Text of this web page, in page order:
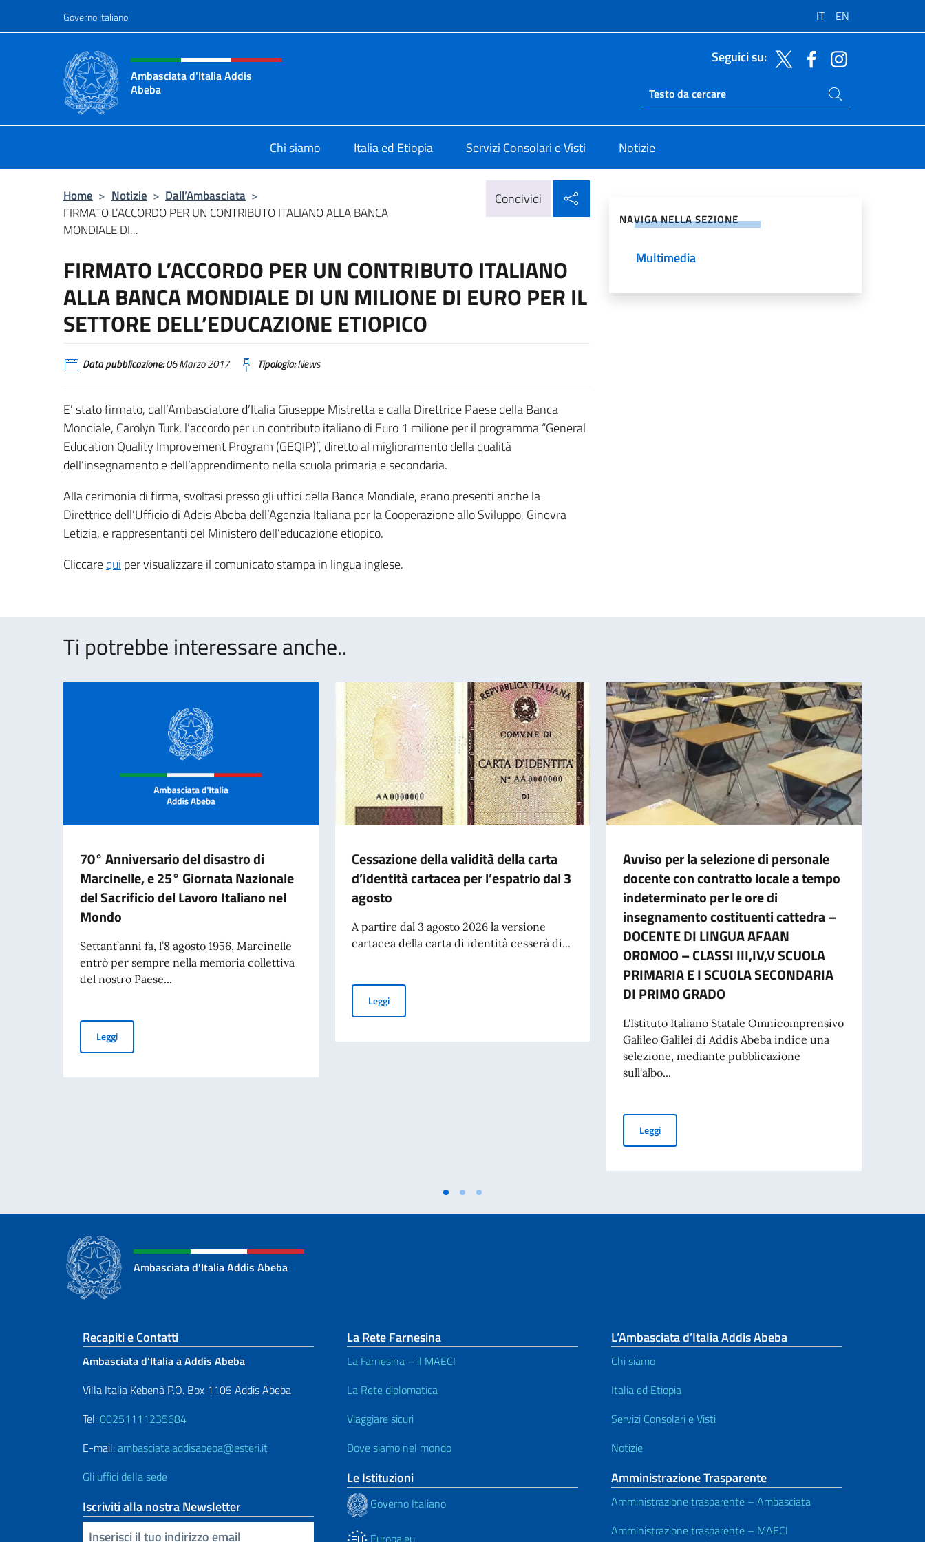
Governo Italiano IT EN
Intestazione sito, social e menù
Ambasciata d'Italia Addis
Abeba
Seguici su:
Ricerca sito live
Cerca nel sito
Chi siamo Italia ed Etiopia Servizi Consolari e Visti Notizie
Home > Notizie > Dall’Ambasciata >
FIRMATO L’ACCORDO PER UN CONTRIBUTO ITALIANO ALLA BANCA
MONDIALE DI...
Condividi
FIRMATO L’ACCORDO PER UN CONTRIBUTO ITALIANO
ALLA BANCA MONDIALE DI UN MILIONE DI EURO PER IL
SETTORE DELL’EDUCAZIONE ETIOPICO
Data pubblicazione:06 Marzo 2017 Tipologia:News
E’ stato firmato, dall’Ambasciatore d’Italia Giuseppe Mistretta e dalla Direttrice Paese della Banca
Mondiale, Carolyn Turk, l’accordo per un contributo italiano di Euro 1 milione per il programma “General
Education Quality Improvement Program (GEQIP)”, diretto al miglioramento della qualità
dell’insegnamento e dell’apprendimento nella scuola primaria e secondaria.
Alla cerimonia di firma, svoltasi presso gli uffici della Banca Mondiale, erano presenti anche la
Direttrice dell’Ufficio di Addis Abeba dell’Agenzia Italiana per la Cooperazione allo Sviluppo, Ginevra
Letizia, e rappresentanti del Ministero dell’educazione etiopico.
Cliccarequi per visualizzare il comunicato stampa in lingua inglese.
NAVIGA NELLA SEZIONE
Multimedia
Ti potrebbe interessare anche..
70° Anniversario del disastro di
Marcinelle, e 25° Giornata Nazionale
del Sacrificio del Lavoro Italiano nel
Mondo
Settant’anni fa, l’8 agosto 1956, Marcinelle
entrò per sempre nella memoria collettiva
del nostro Paese...
Leggi70° Anniversario del disastro di Marcinelle, e 25° Giornata Nazionale del Sacrificio del Lavoro Italiano nel Mondo
Cessazione della validità della carta
d’identità cartacea per l’espatrio dal 3
agosto
A partire dal 3 agosto 2026 la versione
cartacea della carta di identità cesserà di...
LeggiCessazione della validità della carta d’identità cartacea per l’espatrio dal 3 agosto
Avviso per la selezione di personale
docente con contratto locale a tempo
indeterminato per le ore di
insegnamento costituenti cattedra –
DOCENTE DI LINGUA AFAAN
OROMOO – CLASSI III,IV,V SCUOLA
PRIMARIA E I SCUOLA SECONDARIA
DI PRIMO GRADO
L'Istituto Italiano Statale Omnicomprensivo
Galileo Galilei di Addis Abeba indice una
selezione, mediante pubblicazione
sull'albo...
LeggiAvviso per la selezione di personale docente con contratto locale
Ambasciata d'Italia Addis Abeba
Sezione footer
Recapiti e Contatti
Ambasciata d’Italia a Addis Abeba
Villa Italia Kebenà P.O. Box 1105 Addis Abeba
Tel:00251111235684
E-mail:ambasciata.addisabeba@esteri.it
Gli uffici della sede
Iscriviti alla nostra Newsletter
Inserisci la tua email
La Rete Farnesina
La Farnesina – il MAECI
La Rete diplomatica
Viaggiare sicuri
Dove siamo nel mondo
Le Istituzioni
Governo Italiano
Europa.eu
L’Ambasciata d’Italia Addis Abeba
Chi siamo
Italia ed Etiopia
Servizi Consolari e Visti
Notizie
Amministrazione Trasparente
Amministrazione trasparente – Ambasciata
Amministrazione trasparente – MAECI